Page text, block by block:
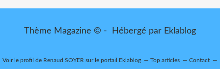
Thème Magazine © - Hébergé par Eklablog
Voir le profil de Renaud SOYER sur le portail Eklablog Top articles Contact